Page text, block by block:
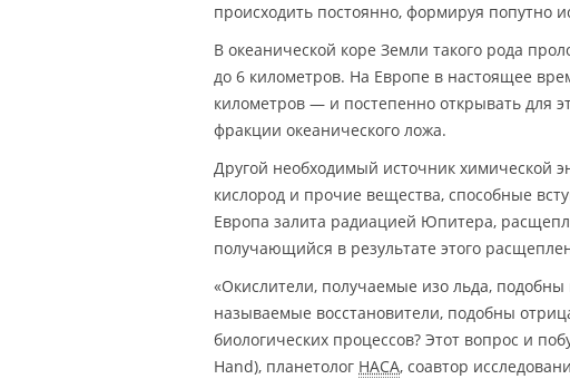
происходить постоянно, формируя
В океанической коре Земли такого рода
до 6 километров. На Европе в настоящее
километров — и постепенно открывать для
фракции океанического ложа.
Другой необходимый источник химической
кислород и прочие вещества, способные
Европа залита радиацией Юпитера,
получающийся в результате этого
«Окислители, получаемые изо льда,
называемые восстановители, подобны
биологических процессов? Этот вопрос и
Hand), планетолог НАСА, соавтор